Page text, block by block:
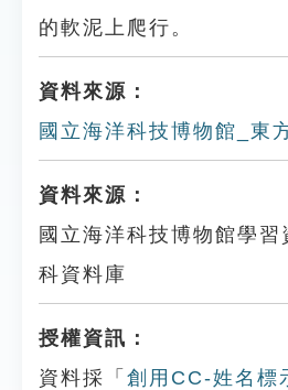
的軟泥上爬行。
資料來源：
國立海洋科技博物館_東
資料來源：
國立海洋科技博物館學習
科資料庫
授權資訊：
資料採「 創用CC-姓名標